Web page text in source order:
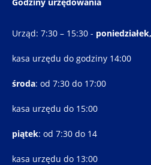
Urząd: 7:30 – 15:30 -
kasa urzędu do godziny 14:00
środa: od 7:30 do 17:00
kasa urzędu do 15:00
piątek: od 7:30 do 14
kasa urzędu do 13:00